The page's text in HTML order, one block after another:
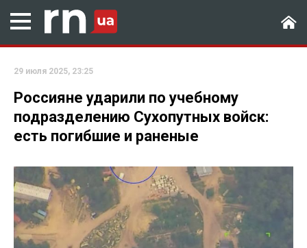
29 июля 2025, 23:25
Россияне ударили по учебному
подразделению Сухопутных войск:
есть погибшие и раненые